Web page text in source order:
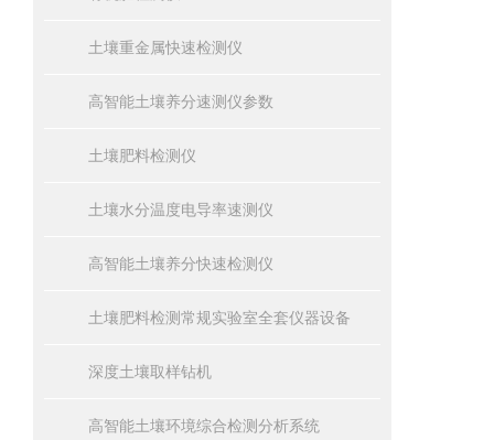
土壤重金属快速检测仪
高智能土壤养分速测仪参数
土壤肥料检测仪
土壤水分温度电导率速测仪
高智能土壤养分快速检测仪
土壤肥料检测常规实验室全套仪器设备
深度土壤取样钻机
高智能土壤环境综合检测分析系统